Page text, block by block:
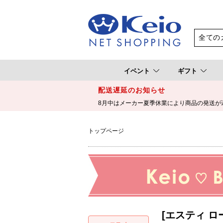
イベント ギフト
配送遅延のお知らせ
8月中はメーカー夏季休業により商品の発送
トップページ
[エスティ ロ